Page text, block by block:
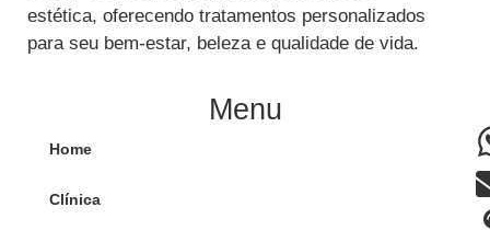
estética, oferecendo tratamentos personalizados
para seu bem-estar, beleza e qualidade de vida.
Menu
Home
Clínica